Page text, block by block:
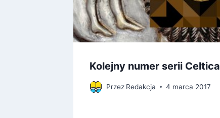
Kolejny numer serii Celtica
Przez Redakcja 4 marca 2017